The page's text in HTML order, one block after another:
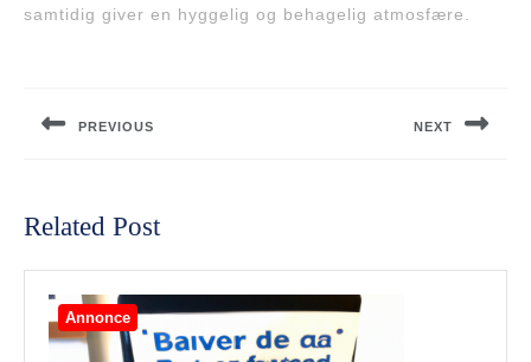
samtidig giver en hyggelig og behagelig atmosfære.
PREVIOUS NEXT
Related Post
Annonce